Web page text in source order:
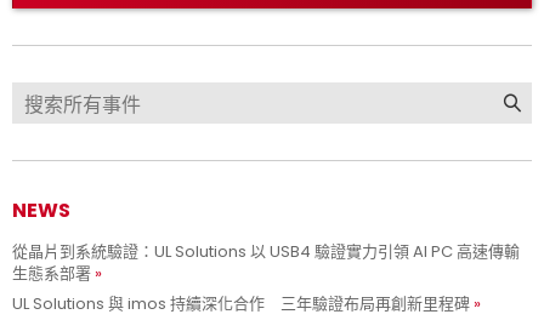
NEWS
從晶片到系統驗證：UL Solutions 以 USB4 驗證實力引領 AI PC 高速傳輸
生態系部署
UL Solutions 與 imos 持續深化合作 三年驗證布局再創新里程碑